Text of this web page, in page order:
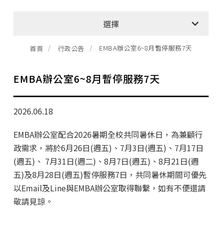
選擇
全部消息
EMBA招生公告
學分班招生公告
行政公告
企業導師計畫
首頁 行政公告 EMBA辦公室6~8月暫停服務7天
EMBA辦公室6~8月暫停服務7天
2026.06.18
EMBA辦公室配合2026暑期全校共同暑休日，為兼顧行
政需求，將於6月26日(週五)、7月3日(週五)、7月17日
(週五)、 7月31日(週二)、8月7日(週五)、8月21日(週
五)及8月28日(週五)暫停服務7日，共同暑休期間可優先
以Email及Line與EMBA辦公室取得聯繫，如有不便還請
敬請見諒。